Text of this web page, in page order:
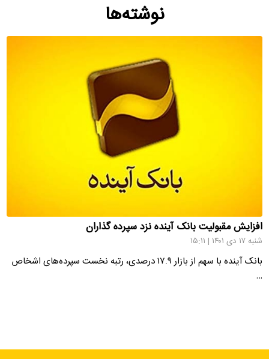
نوشته‌ها
افزایش مقبولیت بانک آینده نزد سپرده گذاران
شنبه ۱۷ دی ۱۴۰۱ | ۱۵:۱۱
بانک آینده با سهم از بازار ۱۷.۹ درصدی، رتبه نخست سپرده‌های اشخاص
…